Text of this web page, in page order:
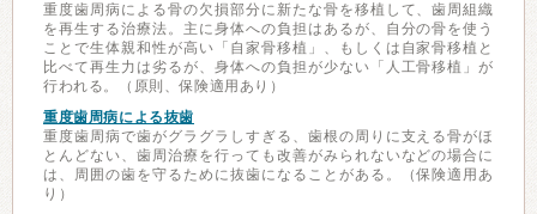
重度歯周病による骨の欠損部分に新たな骨を移植して、歯周組織
を再生する治療法。主に身体への負担はあるが、自分の骨を使う
ことで生体親和性が高い「自家骨移植」、もしくは自家骨移植と
比べて再生力は劣るが、身体への負担が少ない「人工骨移植」が
行われる。（原則、保険適用あり）
重度歯周病による抜歯
重度歯周病で歯がグラグラしすぎる、歯根の周りに支える骨がほ
とんどない、歯周治療を行っても改善がみられないなどの場合に
は、周囲の歯を守るために抜歯になることがある。（保険適用あ
り）